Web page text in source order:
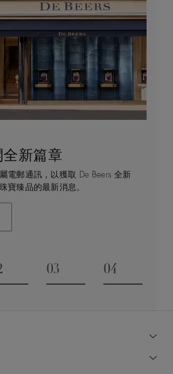
新篇章
電郵通訊，以獲取 De Beers 全新
寶臻品的最新消息。
領域獨樹一幟，因為我們是唯一
連結的奢華珠寶品牌。
物或造訪實體精品店，我們始終致
的購物體驗。預約於店內或線上進
世界
，靈感來自非洲的自然，是奢華
們的創意和工藝將鑽石轉化為永恆
1
03
04